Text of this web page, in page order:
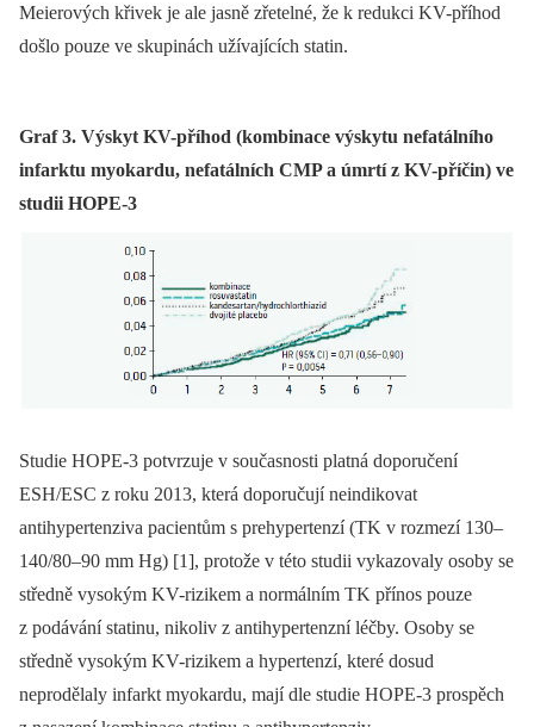
Meierových křivek je ale jasně zřetelné, že k redukci KV-příhod
došlo pouze ve skupinách užívajících statin.
Graf 3. Výskyt KV-příhod (kombinace výskytu nefatálního
infarktu myokardu, nefatálních CMP a úmrtí z KV-příčin) ve
studii HOPE-3
Studie HOPE-3 potvrzuje v současnosti platná doporučení
ESH/ESC z roku 2013, která doporučují neindikovat
antihypertenziva pacientům s prehypertenzí (TK v rozmezí 130–
140/80–90 mm Hg) [1], protože v této studii vykazovaly osoby se
středně vysokým KV-rizikem a normálním TK přínos pouze
z podávání statinu, nikoliv z antihypertenzní léčby. Osoby se
středně vysokým KV-rizikem a hypertenzí, které dosud
neprodělaly infarkt myokardu, mají dle studie HOPE-3 prospěch